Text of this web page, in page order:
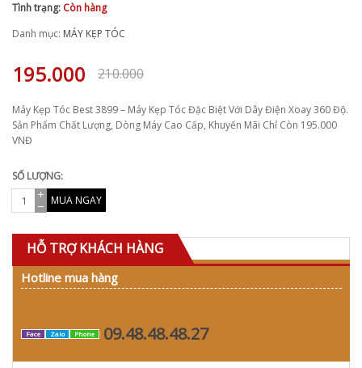
Tình trạng: Còn hàng
Danh mục: MÁY KẸP TÓC
210.000
195.000
Máy Kẹp Tóc Best 3899 – Máy Kẹp Tóc Đặc Biệt Với Dây Điện Xoay 360 Độ.
Sản Phẩm Chất Lượng, Dòng Máy Cao Cấp, Khuyến Mãi Chỉ Còn 195.000
VNĐ
SỐ LƯỢNG:
MUA NGAY
HỖ TRỢ KHÁCH HÀNG
Hotline mua hàng
Face Zalo Phone 09.48.48.48.27